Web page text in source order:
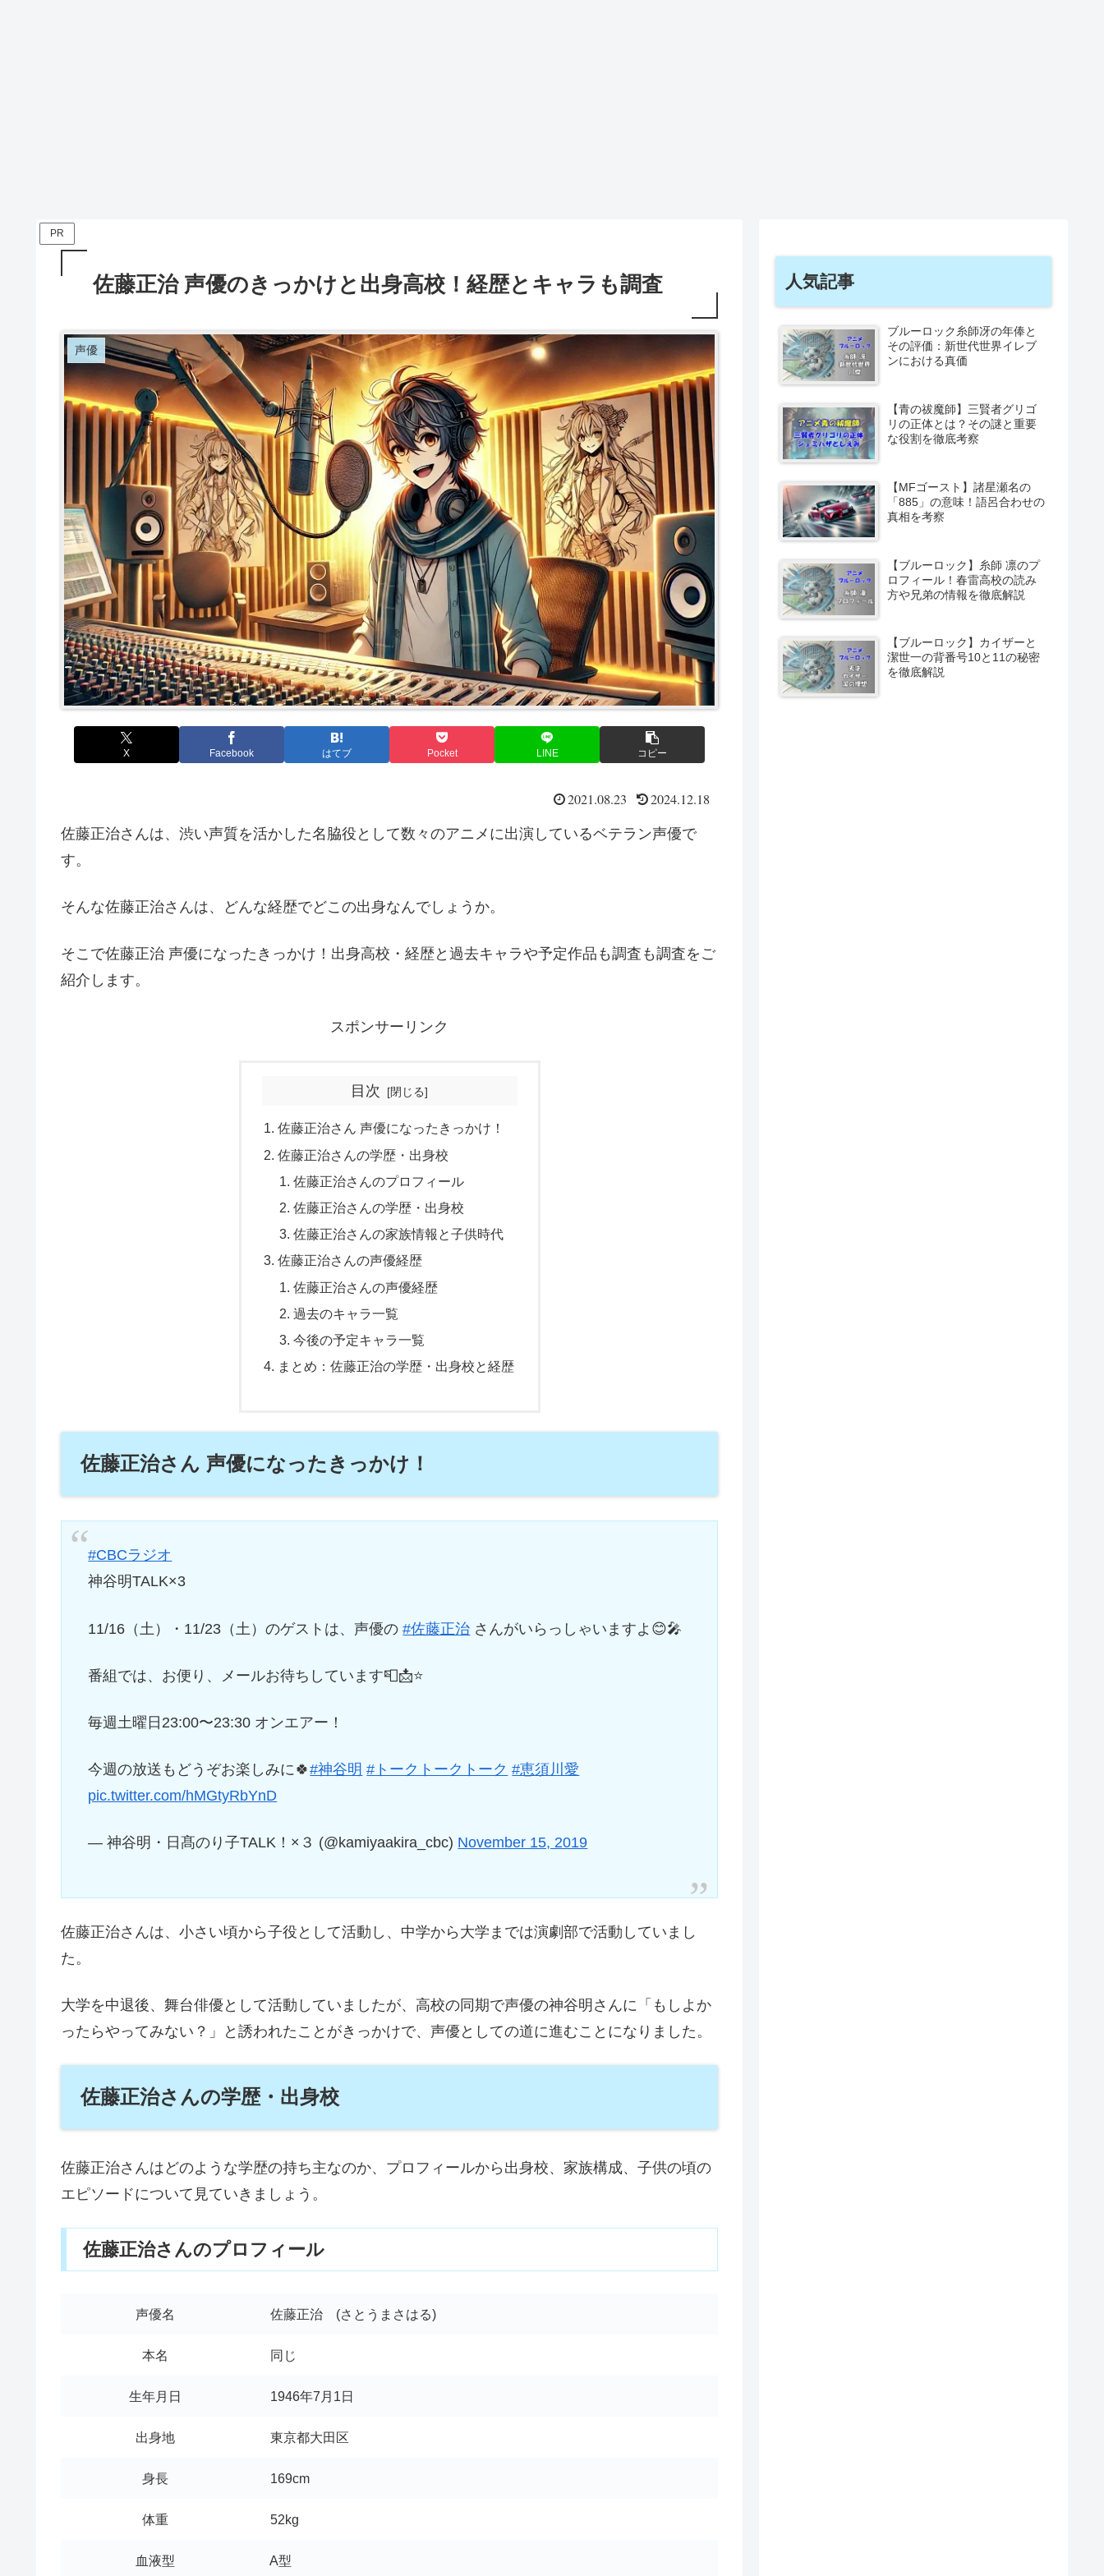
PR
佐藤正治 声優のきっかけと出身高校！経歴とキャラも調査
声優
X Facebook はてブ Pocket LINE コピー
2021.08.23 2024.12.18
佐藤正治さんは、渋い声質を活かした名脇役として数々のアニメに出演しているベテラン声優で
す。
そんな佐藤正治さんは、どんな経歴でどこの出身なんでしょうか。
そこで佐藤正治 声優になったきっかけ！出身高校・経歴と過去キャラや予定作品も調査も調査をご
紹介します。
スポンサーリンク
目次
佐藤正治さん 声優になったきっかけ！
佐藤正治さんの学歴・出身校
佐藤正治さんのプロフィール
佐藤正治さんの学歴・出身校
佐藤正治さんの家族情報と子供時代
佐藤正治さんの声優経歴
佐藤正治さんの声優経歴
過去のキャラ一覧
今後の予定キャラ一覧
まとめ：佐藤正治の学歴・出身校と経歴
佐藤正治さん 声優になったきっかけ！
#CBCラジオ
神谷明TALK×3
11/16（土）・11/23（土）のゲストは、声優の#佐藤正治 さんがいらっしゃいますよ😊🎤
番組では、お便り、メールお待ちしています📮📩⭐️
毎週土曜日23:00〜23:30 オンエアー！
今週の放送もどうぞお楽しみに🍀#神谷明 #トークトークトーク #恵須川愛
pic.twitter.com/hMGtyRbYnD
— 神谷明・日髙のり子TALK！×３ (@kamiyaakira_cbc) November 15, 2019
佐藤正治さんは、小さい頃から子役として活動し、中学から大学までは演劇部で活動していまし
た。
大学を中退後、舞台俳優として活動していましたが、高校の同期で声優の神谷明さんに「もしよか
ったらやってみない？」と誘われたことがきっかけで、声優としての道に進むことになりました。
佐藤正治さんの学歴・出身校
佐藤正治さんはどのような学歴の持ち主なのか、プロフィールから出身校、家族構成、子供の頃の
エピソードについて見ていきましょう。
佐藤正治さんのプロフィール
声優名 佐藤正治 (さとうまさはる)
本名 同じ
生年月日 1946年7月1日
出身地 東京都大田区
身長 169cm
体重 52kg
血液型 A型
人気記事
ブルーロック糸師冴の年俸と
その評価：新世代世界イレブ
ンにおける真価
【青の祓魔師】三賢者グリゴ
リの正体とは？その謎と重要
な役割を徹底考察
【MFゴースト】諸星瀬名の
「885」の意味！語呂合わせの
真相を考察
【ブルーロック】糸師 凛のプ
ロフィール！春雷高校の読み
方や兄弟の情報を徹底解説
【ブルーロック】カイザーと
潔世一の背番号10と11の秘密
を徹底解説